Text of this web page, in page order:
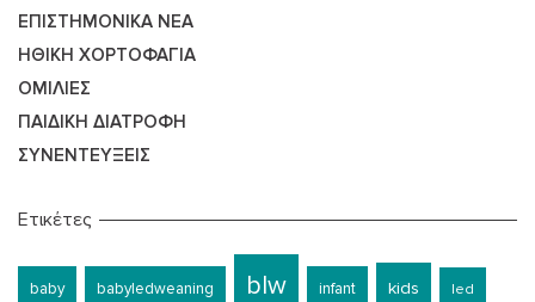
ΕΠΙΣΤΗΜΟΝΙΚΆ ΝΈΑ
ΗΘΙΚΉ ΧΟΡΤΟΦΑΓΊΑ
ΟΜΙΛΊΕΣ
ΠΑΙΔΙΚΉ ΔΙΑΤΡΟΦΉ
ΣΥΝΕΝΤΕΎΞΕΙΣ
Ετικέτες
baby babyledweaning blw infant kids led